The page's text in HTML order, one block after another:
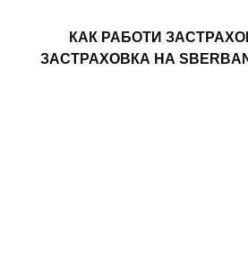
КАК РАБОТИ
ЗАСТРАХОВКА НА